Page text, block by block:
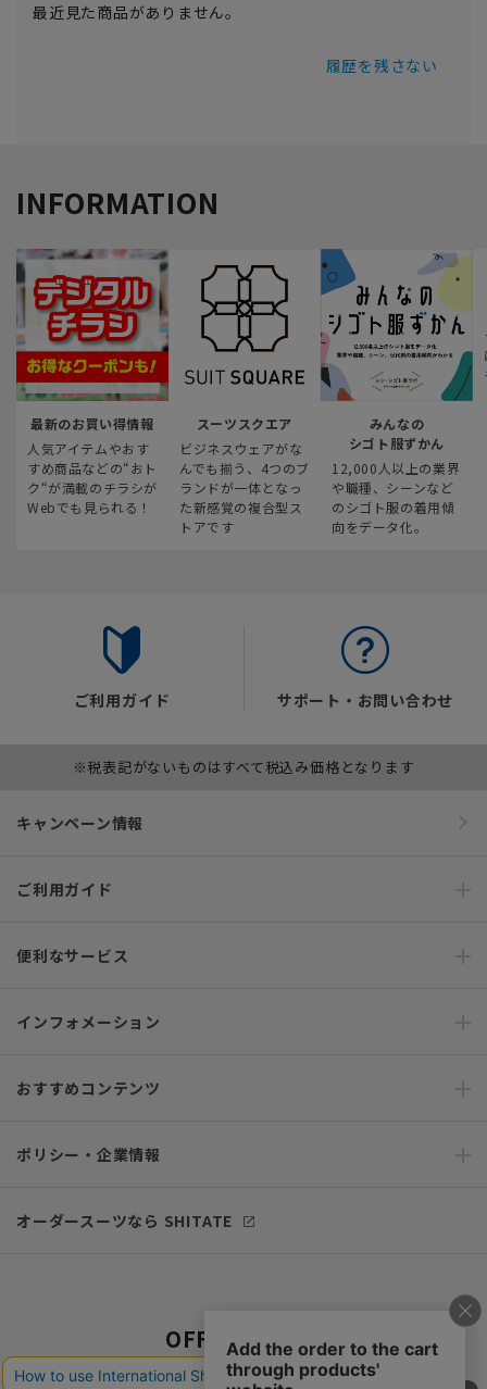
最近見た商品がありません。
履歴を残さない
INFORMATION
最新のお買い得情報
人気アイテムやおす
すめ商品などの“おト
ク“が満載のチラシが
Webでも見られる！
スーツスクエア
ビジネスウェアがな
んでも揃う、4つのブ
ランドが一体となっ
た新感覚の複合型ス
トアです
みんなの
シゴト服ずかん
12,000人以上の業界
や職種、シーンなど
のシゴト服の着用傾
向をデータ化。
ご利用ガイド サポート・お問い合わせ
※税表記がないものはすべて税込み価格となります
キャンペーン情報
ご利用ガイド
便利なサービス
インフォメーション
おすすめコンテンツ
ポリシー・企業情報
オーダースーツなら SHITATE
OFFICIAL SNS